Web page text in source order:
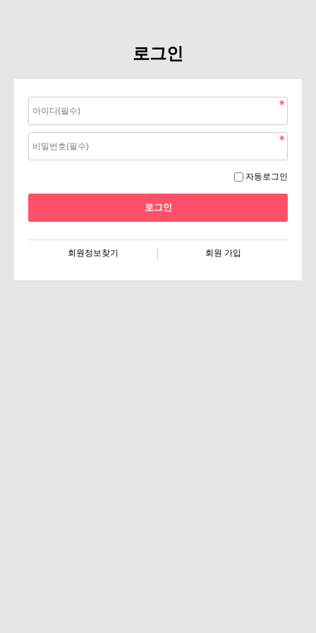
로그인
자동로그인
회원정보찾기 회원 가입